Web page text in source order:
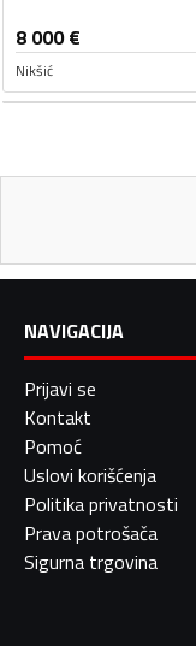
8 000€
Nikšić
NAVIGACIJA
Prijavi se
Kontakt
Pomoć
Uslovi korišćenja
Politika privatnosti
Prava potrošača
Sigurna trgovina